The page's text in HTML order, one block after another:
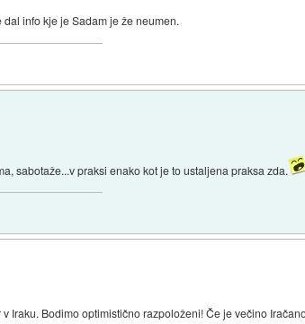
info kje je Sadam je že neumen.
sabotaže...v praksi enako kot je to ustaljena praksa zda.
Iraku. Bodimo optimistično razpoloženi! Če je večino